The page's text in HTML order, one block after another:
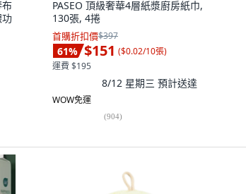
PASEO 頂級奢華4層紙漿廚房紙巾,
130張, 4捲
首購折扣價$397
61% $151 ($0.02/10張)
運費 $195
8/12 星期三 預計送達
WOW免運
(904)